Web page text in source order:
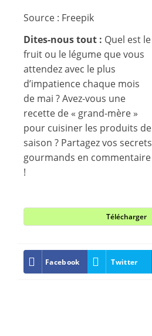
Source : Freepik
Dites-nous tout : Quel est le
fruit ou le légume que vous
attendez avec le plus
d’impatience chaque mois
de mai ? Avez-vous une
recette de « grand-mère »
pour cuisiner les produits de
saison ? Partagez vos secrets
gourmands en commentaire
!
Télécharger
Facebook Twitter